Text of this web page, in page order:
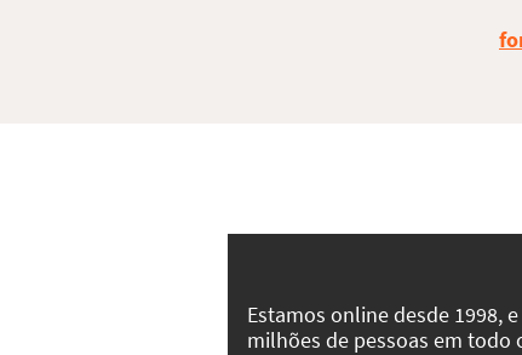
Estamos online desde 1998,
milhões de pessoas em todo